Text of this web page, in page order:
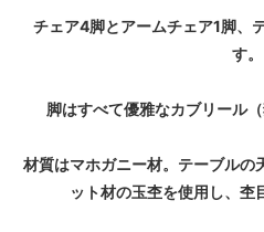
チェア4脚とアームチェア1脚、
す。
脚はすべて優雅なカブリール
材質はマホガニー材。テーブルの
ット材の玉杢を使用し、杢